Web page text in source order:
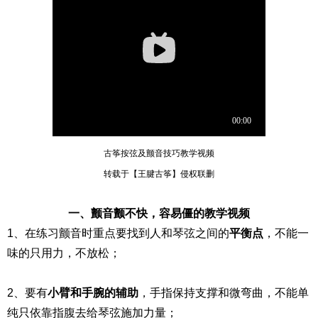
古筝按弦及颤音技巧教学视频
转载于【王腱古筝】侵权联删
一、颤音颤不快，容易僵的教学视频
1、在练习颤音时重点要找到人和琴弦之间的平衡点 ，不能一
味的只用力，不放松；
2、要有小臂和手腕的辅助 ，手指保持支撑和微弯曲，不能单
纯只依靠指腹去给琴弦施加力量；